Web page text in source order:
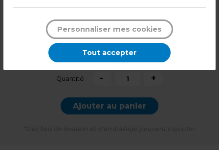
18,90€ HT
12,90€ HT
15,48€ TTC*
la pochette
Quantité - +
Ajouter au panier
Personnaliser mes cookies
Tout accepter